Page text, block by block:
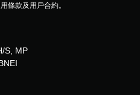
條款及用戶合約。
S, MP